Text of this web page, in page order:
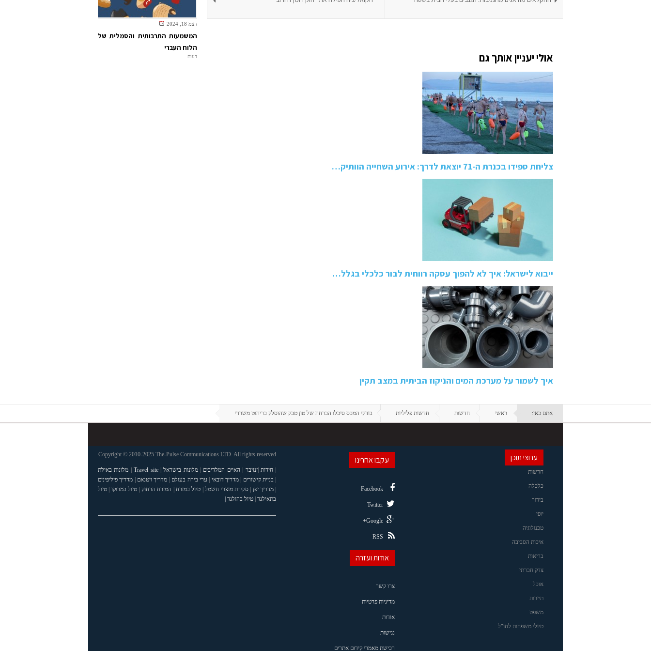
אולי יעניין אותך גם
צליחת ספידו בכנרת ה-71 יוצאת לדרך: אירוע השחייה הוותיק…
ייבוא לישראל: איך לא להפוך עסקה רווחית לבור כלכלי בגלל…
איך לשמור על מערכת המים והניקוז הביתית במצב תקין
דצמ 18, 2024
המשמעות התרבותית והסמלית של
הלוח העברי
דעות
אתם כאן: ראשי חדשות חדשות פליליות בודקי המכס סיכלו הברחה של טון טבק שהוסלק בריהוט משרדי
ערוצי תוכן
חדשות
כלכלה
בידור
יופי
טכנולוגיה
איכות הסביבה
בריאות
צדק חברתי
אוכל
תיירות
משפט
טיולי משפחות לחו"ל
עקבו אחרינו
Facebook
Twitter
Google+
RSS
אודות ועזרה
צרו קשר
מדיניות פרטיות
אודות
נגישות
רכישת מאמרי קידום אתרים
Copyright © 2010-2025 The-Pulse Communications LTD. All rights reserved
| חידות |זנזיבר | האיים המלדיבים |מלונות בישראל|
Travel site
| מלונות באילת
| בניית קישורים |מדריך דובאי | ערי בירה בעולם | מדריך ויטנאם | מדריך פיליפינים
| מדריך יפן |סקירת מוצרי חשמל| טיול במזרח | המזרח הרחוק | טיול במרוקו | טיול
בתאילנד| טיול בהולנד |